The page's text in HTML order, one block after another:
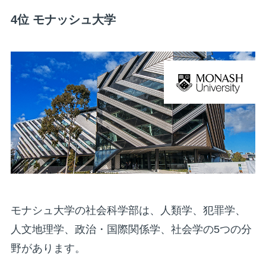
4位 モナッシュ大学
モナシュ大学の社会科学部は、人類学、犯罪学、
人文地理学、政治・国際関係学、社会学の5つの分
野があります。